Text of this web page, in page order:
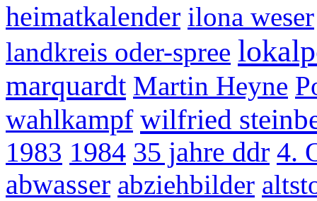
heimatkalender ilona weser
landkreis oder-spree
marquardt Martin Heyne
wahlkampf wilfried
1983 1984 35 jahre ddr 4.
abwasser abziehbilder